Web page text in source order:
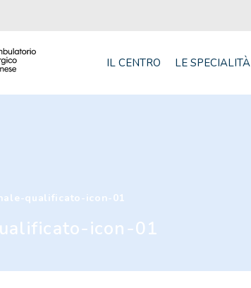
IL CENTRO LE SPECIALITÀ
qualificato-icon-01
icon-01